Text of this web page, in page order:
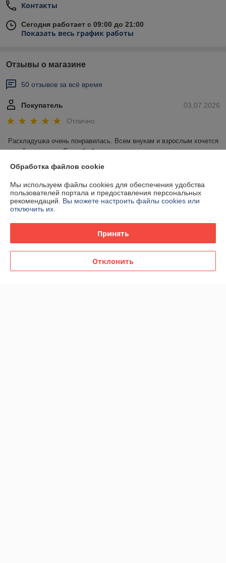
Контакты
Сегодня работает с 09:00 до 21:00
Показать весь график работы
Отзывы о магазине
50 отзывов за всё время
03.07.2026
Покупатель
Отлично
Раскладушка очень понравилась. Всем внукам и взрослым хочется
на ней отдохнуть. Спасибо большое.
Сделка подтверждена через корзину
12.06.2026
Ольга
Очень оперативно, быстрая доставка, качественный товар и
Сделка подтверждена через корзину
Обработка файлов cookie
Мы используем файлы cookies для обеспечения удобства
пользователей портала и предоставления персональных
рекомендаций. Вы можете настроить файлы cookies или
отключить их.
Принять
Отклонить